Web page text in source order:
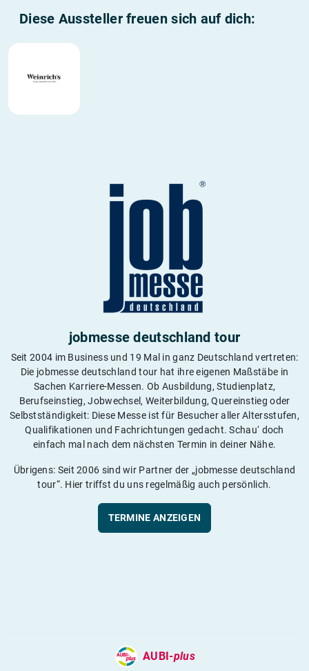
Diese Aussteller freuen sich auf dich:
jobmesse deutschland tour
Seit 2004 im Business und 19 Mal in ganz Deutschland vertreten:
Die jobmesse deutschland tour hat ihre eigenen Maßstäbe in
Sachen Karriere-Messen. Ob Ausbildung, Studienplatz,
Berufseinstieg, Jobwechsel, Weiterbildung, Quereinstieg oder
Selbstständigkeit: Diese Messe ist für Besucher aller Altersstufen,
Qualifikationen und Fachrichtungen gedacht. Schau‘ doch
einfach mal nach dem nächsten Termin in deiner Nähe.
Übrigens: Seit 2006 sind wir Partner der „jobmesse deutschland
tour“. Hier triffst du uns regelmäßig auch persönlich.
TERMINE ANZEIGEN
AUBI-plus